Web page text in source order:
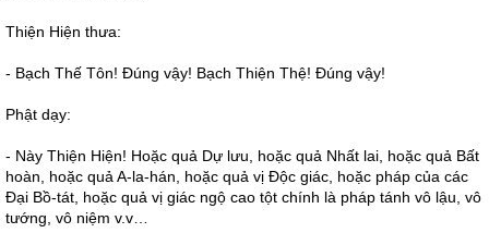
Thiện Hiện thưa:
- Bạch Thế Tôn! Đúng vậy! Bạch Thiện Thệ! Đúng vậy!
Phật dạy:
- Này Thiện Hiện! Hoặc quả Dự lưu, hoặc quả Nhất lai, hoặc quả Bất
hoàn, hoặc quả A-la-hán, hoặc quả vị Độc giác, hoặc pháp của các
Đại Bồ-tát, hoặc quả vị giác ngộ cao tột chính là pháp tánh vô lậu, vô
tướng, vô niệm v.v…